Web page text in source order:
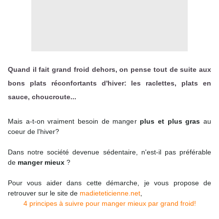
Quand il fait grand froid dehors, on pense tout de suite aux
bons plats réconfortants d'hiver: les raclettes, plats en
sauce, choucroute...
Mais a-t-on vraiment besoin de manger plus et plus gras au
coeur de l'hiver?
Dans notre société devenue sédentaire, n'est-il pas préférable
de manger mieux ?
Pour vous aider dans cette démarche, je vous propose de
retrouver sur le site de madieteticienne.net
4 principes à suivre pour manger mieux par grand froid!